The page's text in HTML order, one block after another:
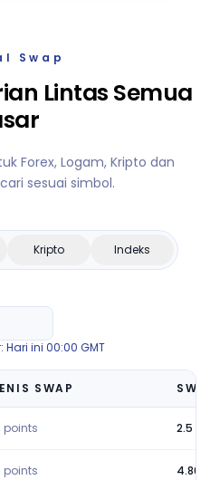
Swap
Lintas Semua
Forex, Logam, Kripto dan
sesuai simbol.
Kripto Indeks
Hari ini 00:00 GMT
SWAP
points 2.5
points 4.86